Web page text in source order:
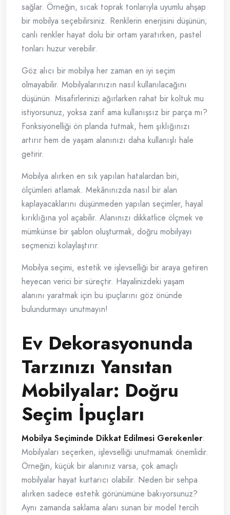
sağlar. Örneğin, sıcak toprak tonlarıyla uyumlu ahşap
bir mobilya seçebilirsiniz. Renklerin enerjisini düşünün;
canlı renkler hayat dolu bir ortam yaratırken, pastel
tonları huzur verebilir.
Göz alıcı bir mobilya her zaman en iyi seçim
olmayabilir. Mobilyalarınızın nasıl kullanılacağını
düşünün. Misafirlerinizi ağırlarken rahat bir koltuk mu
istiyorsunuz, yoksa zarif ama kullanışsız bir parça mı?
Fonksiyonelliği ön planda tutmak, hem şıklığınızı
artırır hem de yaşam alanınızı daha kullanışlı hale
getirir.
Mobilya alırken en sık yapılan hatalardan biri,
ölçümleri atlamak. Mekânınızda nasıl bir alan
kaplayacaklarını düşünmeden yapılan seçimler, hayal
kırıklığına yol açabilir. Alanınızı dikkatlice ölçmek ve
mümkünse bir şablon oluşturmak, doğru mobilyayı
seçmenizi kolaylaştırır.
Mobilya seçimi, estetik ve işlevselliği bir araya getiren
heyecan verici bir süreçtir. Hayalinizdeki yaşam
alanını yaratmak için bu ipuçlarını göz önünde
bulundurmayı unutmayın!
Ev Dekorasyonunda
Tarzınızı Yansıtan
Mobilyalar: Doğru
Seçim İpuçları
Mobilya Seçiminde Dikkat Edilmesi Gerekenler:
Mobilyaları seçerken, işlevselliği unutmamak önemlidir.
Örneğin, küçük bir alanınız varsa, çok amaçlı
mobilyalar hayat kurtarıcı olabilir. Neden bir sehpa
alırken sadece estetik görünümüne bakıyorsunuz?
Aynı zamanda saklama alanı sunan bir model tercih